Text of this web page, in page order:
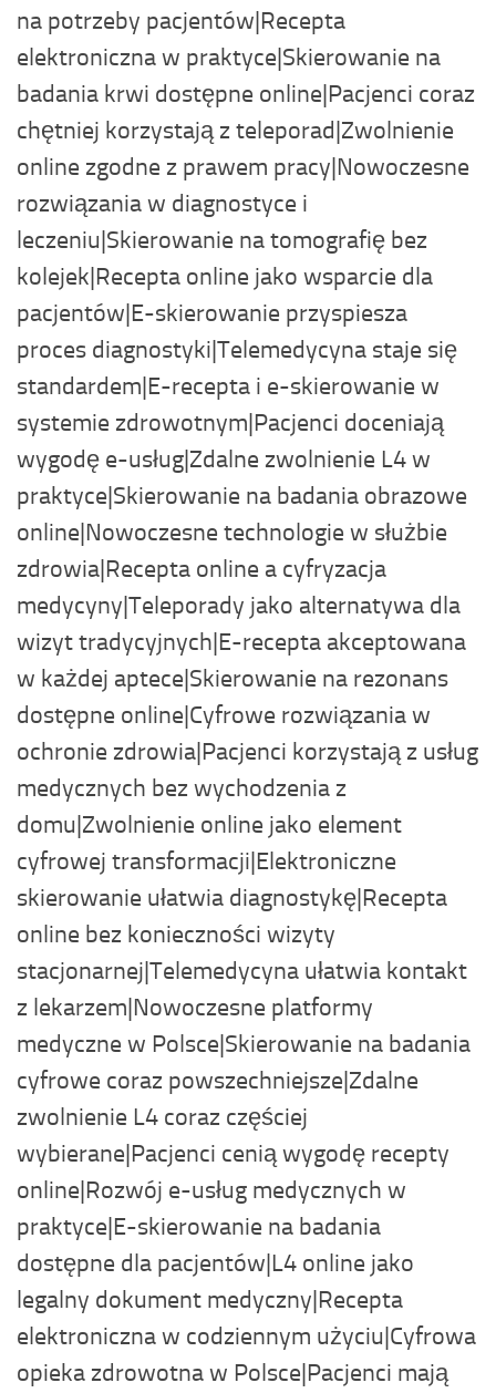
na potrzeby pacjentów|Recepta
elektroniczna w praktyce|Skierowanie na
badania krwi dostępne online|Pacjenci coraz
chętniej korzystają z teleporad|Zwolnienie
online zgodne z prawem pracy|Nowoczesne
rozwiązania w diagnostyce i
leczeniu|Skierowanie na tomografię bez
kolejek|Recepta online jako wsparcie dla
pacjentów|E-skierowanie przyspiesza
proces diagnostyki|Telemedycyna staje się
standardem|E-recepta i e-skierowanie w
systemie zdrowotnym|Pacjenci doceniają
wygodę e-usług|Zdalne zwolnienie L4 w
praktyce|Skierowanie na badania obrazowe
online|Nowoczesne technologie w służbie
zdrowia|Recepta online a cyfryzacja
medycyny|Teleporady jako alternatywa dla
wizyt tradycyjnych|E-recepta akceptowana
w każdej aptece|Skierowanie na rezonans
dostępne online|Cyfrowe rozwiązania w
ochronie zdrowia|Pacjenci korzystają z usług
medycznych bez wychodzenia z
domu|Zwolnienie online jako element
cyfrowej transformacji|Elektroniczne
skierowanie ułatwia diagnostykę|Recepta
online bez konieczności wizyty
stacjonarnej|Telemedycyna ułatwia kontakt
z lekarzem|Nowoczesne platformy
medyczne w Polsce|Skierowanie na badania
cyfrowe coraz powszechniejsze|Zdalne
zwolnienie L4 coraz częściej
wybierane|Pacjenci cenią wygodę recepty
online|Rozwój e-usług medycznych w
praktyce|E-skierowanie na badania
dostępne dla pacjentów|L4 online jako
legalny dokument medyczny|Recepta
elektroniczna w codziennym użyciu|Cyfrowa
opieka zdrowotna w Polsce|Pacjenci mają